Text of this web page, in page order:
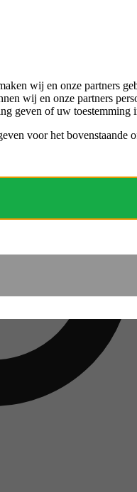
wij en onze partners
wij en onze partners
geven of uw
voor het bovenstaande